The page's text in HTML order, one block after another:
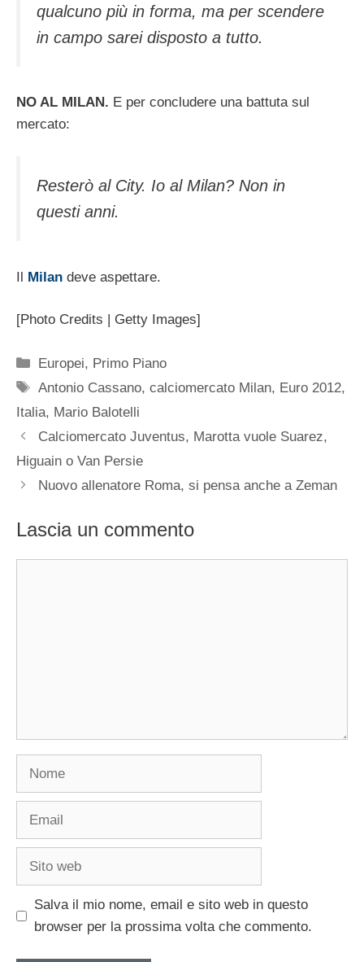
qualcuno più in forma, ma per scendere
in campo sarei disposto a tutto.
NO AL MILAN. E per concludere una battuta sul
mercato:
Resterò al City. Io al Milan? Non in
questi anni.
Il Milan deve aspettare.
[Photo Credits | Getty Images]
Categorie
Europei, Primo Piano
Tag
Antonio Cassano,calciomercato Milan, Euro 2012,
Italia, Mario Balotelli
Calciomercato Juventus, Marotta vuole Suarez,
Higuain o Van Persie
Nuovo allenatore Roma, si pensa anche a Zeman
Lascia un commento
Nome
Email
Sito
Salva il mio nome, email e sito web in questo
browser per la prossima volta che commento.